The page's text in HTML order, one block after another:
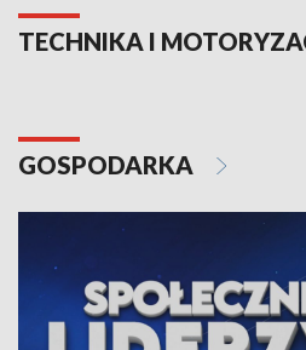
TECHNIKA I
GOSPODARKA